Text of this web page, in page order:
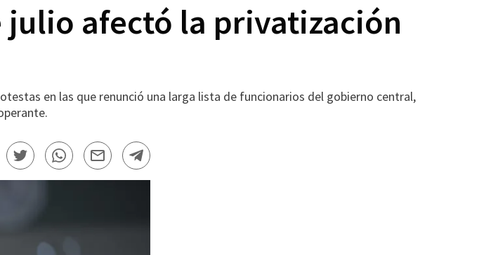
afectó la privatización
en las que renunció una larga lista de funcionarios del gobierno central,